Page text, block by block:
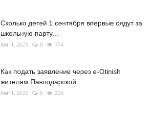
Сколько детей 1 сентября впервые сядут за
школьную парту...
Авг 1, 2026 0 704
Как подать заявление через e-Otinish
жителям Павлодарской...
Авг 1, 2026 0 226